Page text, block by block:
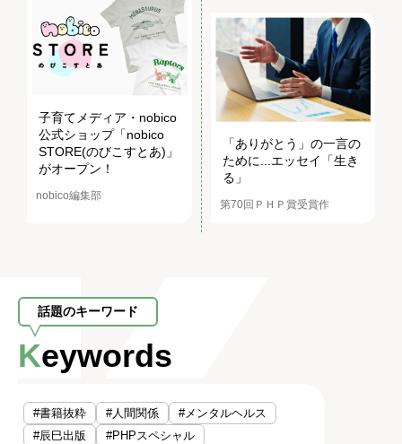
子育てメディア・nobico
公式ショップ「nobico
STORE(のびこすとあ)」
がオープン！
nobico編集部
「ありがとう」の一言の
ために...エッセイ「生き
る」
第70回ＰＨＰ賞受賞作
話題のキーワード
Keywords
#書籍抜粋 #人間関係
#メンタルヘルス
#辰巳出版
#PHPスペシャル